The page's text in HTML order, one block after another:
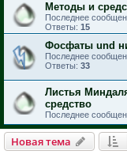
Методы и
Последнее
Ответы: 15
Фосфаты und
Последнее
Ответы: 33
Листья
средство
Последнее
Новая тема